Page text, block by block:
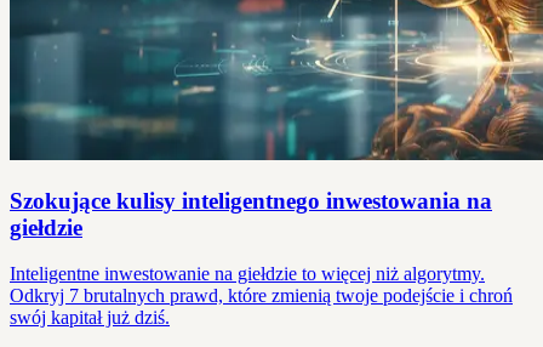
Szokujące kulisy inteligentnego inwestowania na
giełdzie
Inteligentne inwestowanie na giełdzie to więcej niż algorytmy.
Odkryj 7 brutalnych prawd, które zmienią twoje podejście i chroń
swój kapitał już dziś.